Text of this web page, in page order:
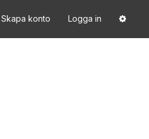
Skapa konto Logga in